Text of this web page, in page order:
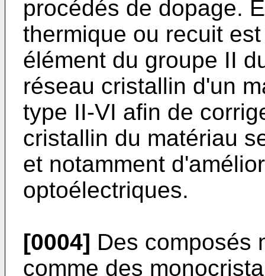
procédés de dopage.
thermique ou recuit
élément du groupe II
réseau cristallin d'un
type II-VI afin de
cristallin du matériau
et notamment
optoélectriques.
[0004] Des composés
comme des